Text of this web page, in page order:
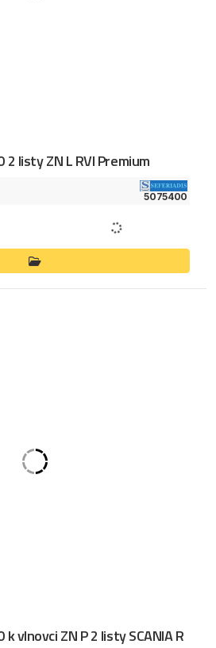
listy ZN L RVI Premium
5075400
vlnovci ZN P 2 listy SCANIA R